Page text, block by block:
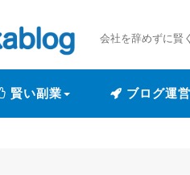
会社を辞めずに賢
賢い副業 ブログ運営